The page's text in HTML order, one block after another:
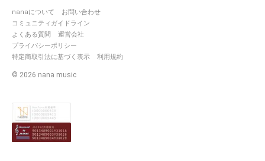
nanaについて
お問い合わせ
コミュニティガイドライン
よくある質問
運営会社
プライバシーポリシー
特定商取引法に基づく表示
利用規約
© 2026 nana music